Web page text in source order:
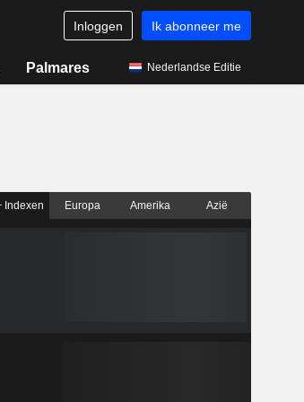
Inloggen Ik abonneer me
Palmares Nederlandse Editie
Indexen Europa Amerika Azië